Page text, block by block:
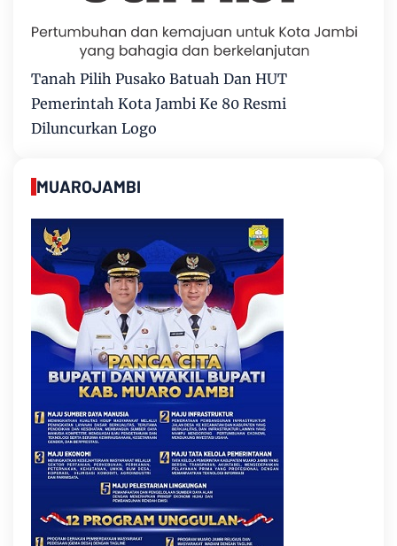
Tanah Pilih Pusako Batuah Dan HUT
Pemerintah Kota Jambi Ke 80 Resmi
Diluncurkan Logo
MUAROJAMBI